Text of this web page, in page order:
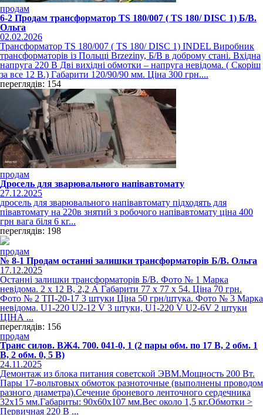
продам
6-2 Продам трансформатор TS 180/007 ( TS 180/ DISC 1) Б/В.
Ольга
02.02.2026
Трансформатор TS 180/007 ( TS 180/ DISC 1) ІNDEL Виробник
трансформаторів із Польщі Brzeziny, Б/В в доброму стані. Вхідна
напруга 220 В Дві вихідні обмотки – напруга невідома. ( Скоріш
за все 12 В.) Габарити 120/90/90 мм. Ціна 300 грн....
переглядів: 154
продам
Дросель для зварювального напівавтомату
27.12.2025
дросель для зварювального напівавтомату підходять для
півавтомату на 220в знятий з робочого напівавтомату ціна 400
грн вага біля 6 кг...
переглядів: 198
продам
№ 8-1 Продам останні залишки трансформаторів Б/В. Ольга
17.12.2025
Останні залишки трансформаторів Б/В. Фото № 1 Марка
невідома. 2 х 12 В, 2,2 А Габарити 77 х 77 х 54. Ціна 70 грн.
Фото № 2 ТП-20-17 3 штуки Ціна 50 грн/штука. Фото № 3 Марка
невідома. U1-220 U2-12 V 3 штуки, U1-220 V U2-6V 2 штуки
ЦІНА ...
переглядів: 156
продам
Транс силов. ВЖ4. 700. 041-0, 1 (2 пары обм. по 17 В, 2 обм. 1
В, 2 обм. 0, 5 В)
24.11.2025
Демонтаж из блока питания советской ЭВМ.Мощность 200 Вт.
Пары 17-вольтовых обмоток разноточные (выполнены проводом
разного диаметра).Сечение броневого ленточного сердечника
32х15 мм.Габариты: 90х60х107 мм.Вес около 1,5 кг.Обмотки >
Первичная 220 В ...